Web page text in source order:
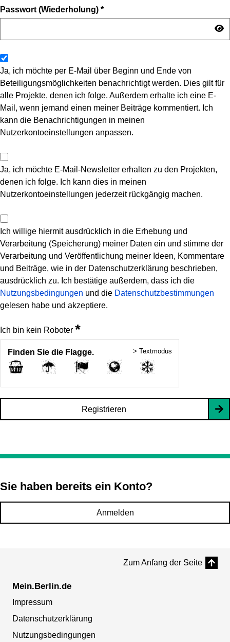
Passwort (Wiederholung) *
Ja, ich möchte per E-Mail über Beginn und Ende von
Beteiligungsmöglichkeiten benachrichtigt werden. Dies gilt für
alle Projekte, denen ich folge. Außerdem erhalte ich eine E-
Mail, wenn jemand einen meiner Beiträge kommentiert. Ich
kann die Benachrichtigungen in meinen
Nutzerkontoeinstellungen anpassen.
Ja, ich möchte E-Mail-Newsletter erhalten zu den Projekten,
denen ich folge. Ich kann dies in meinen
Nutzerkontoeinstellungen jederzeit rückgängig machen.
Ich willige hiermit ausdrücklich in die Erhebung und
Verarbeitung (Speicherung) meiner Daten ein und stimme der
Verarbeitung und Veröffentlichung meiner Ideen, Kommentare
und Beiträge, wie in der Datenschutzerklärung beschrieben,
ausdrücklich zu. Ich bestätige außerdem, dass ich die
Nutzungsbedingungen und die Datenschutzbestimmungen
gelesen habe und akzeptiere.
Ich bin kein Roboter *
Finden Sie die Flagge. > Textmodus
Registrieren
Sie haben bereits ein Konto?
Anmelden
Zum Anfang der Seite
Mein.Berlin.de
Impressum
Datenschutzerklärung
Nutzungsbedingungen